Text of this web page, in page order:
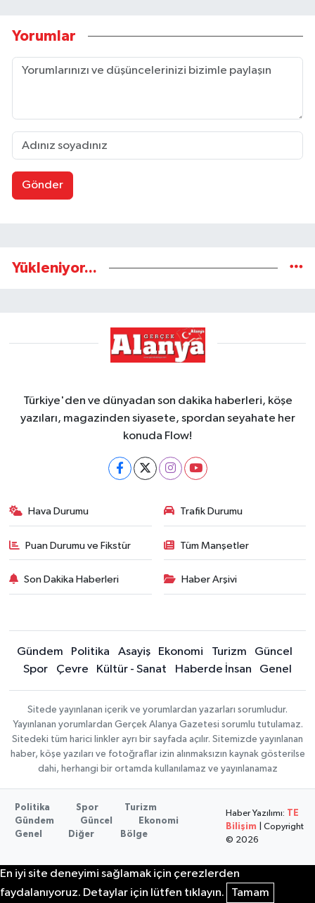
Yorumlar
Gönder
Yükleniyor...
Türkiye'den ve dünyadan son dakika haberleri, köşe
yazıları, magazinden siyasete, spordan seyahate her
konuda Flow!
Hava Durumu Trafik Durumu
Puan Durumu ve Fikstür Tüm Manşetler
Son Dakika Haberleri Haber Arşivi
Gündem Politika Asayiş Ekonomi Turizm
Güncel
Spor
Çevre Kültür - Sanat Haberde İnsan Genel
Sitede yayınlanan içerik ve yorumlardan yazarları sorumludur.
Yayınlanan yorumlardan Gerçek Alanya Gazetesi sorumlu tutulamaz.
Sitedeki tüm harici linkler ayrı bir sayfada açılır. Sitemizde yayınlanan
haber, köşe yazıları ve fotoğraflar izin alınmaksızın kaynak gösterilse
dahi, herhangi bir ortamda kullanılamaz ve yayınlanamaz
Politika Spor
Turizm
Gündem
Güncel
Ekonomi
Genel
Diğer Bölge
Haber Yazılımı: TE
Bilişim | Copyright
© 2026
En iyi site deneyimi sağlamak için çerezlerden
faydalanıyoruz. Detaylar için lütfen tıklayın.
Tamam